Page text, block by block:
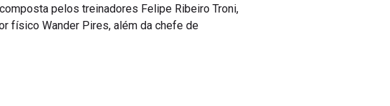
pelos treinadores Felipe Ribeiro Troni,
físico Wander Pires, além da chefe de